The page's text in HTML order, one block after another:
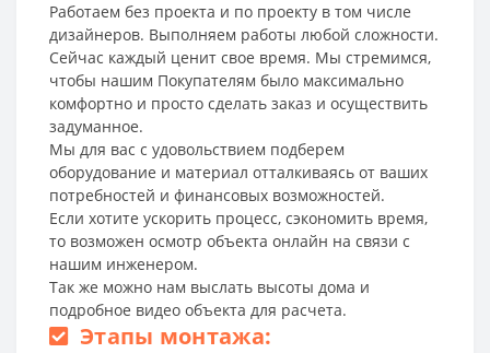
Работаем без проекта и по проекту в том числе
дизайнеров. Выполняем работы любой сложности.
Сейчас каждый ценит свое время. Мы стремимся,
чтобы нашим Покупателям было максимально
комфортно и просто сделать заказ и осуществить
задуманное.
Мы для вас с удовольствием подберем
оборудование и материал отталкиваясь от ваших
потребностей и финансовых возможностей.
Если хотите ускорить процесс, сэкономить время,
то возможен осмотр объекта онлайн на связи с
нашим инженером.
Так же можно нам выслать высоты дома и
подробное видео объекта для расчета.
Этапы монтажа: